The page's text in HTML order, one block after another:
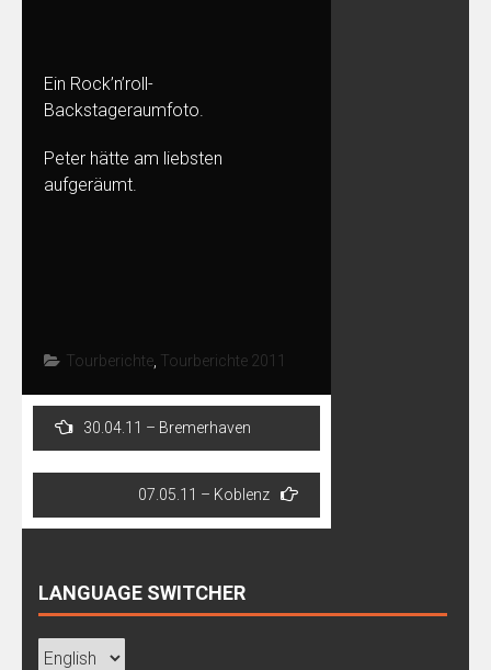
Ein Rock’n’roll-
Backstageraumfoto.
Peter hätte am liebsten
aufgeräumt.
Tourberichte, Tourberichte 2011
Post
navigation
30.04.11 – Bremerhaven
07.05.11 – Koblenz
LANGUAGE SWITCHER